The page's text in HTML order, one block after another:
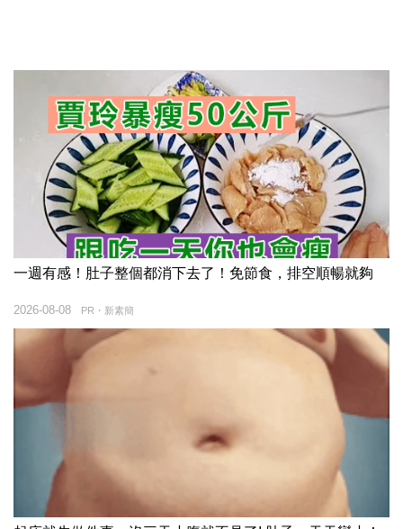
一週有感！肚子整個都消下去了！免節食，排空順暢就夠
PR・新素簡
2026-08-08